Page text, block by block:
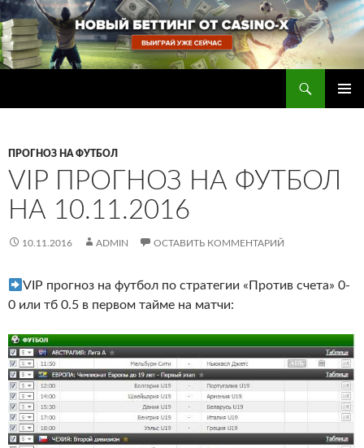
Перейти
к
содержимому
ПРОГНОЗ НА ФУТБОЛ
VIP ПРОГНОЗ НА ФУТБОЛ
НА 10.11.2016
10.11.2016 ADMIN ОСТАВИТЬ КОММЕНТАРИЙ
VIP прогноз на футбол по стратегии «Против счета» 0-
0 или тб 0.5 в первом тайме на матчи: